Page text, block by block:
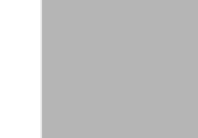
del 30
vi è
il